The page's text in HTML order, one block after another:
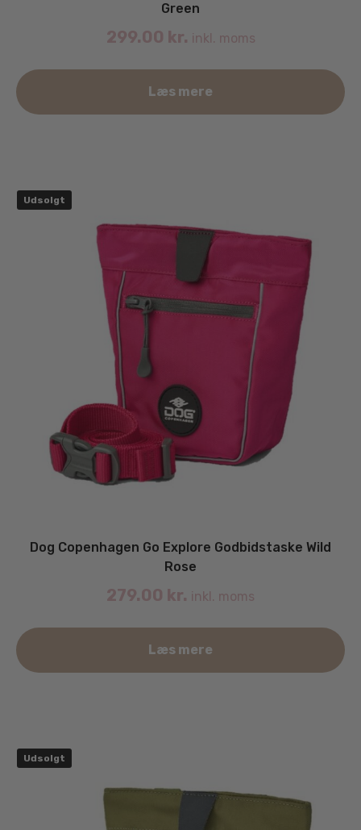
Green
299.00 kr. inkl. moms
Læs mere
Udsolgt
Dog Copenhagen Go Explore Godbidstaske Wild
Rose
279.00 kr. inkl. moms
Læs mere
Udsolgt